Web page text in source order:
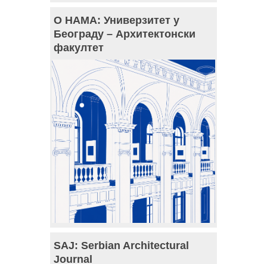
О НАМА: Универзитет у
Београду – Архитектонски
факултет
SAJ: Serbian Architectural
Journal